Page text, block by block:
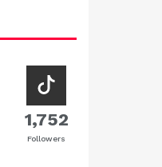
1,752
Followers